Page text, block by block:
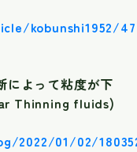
によって粘度が下
Thinning fluids)
2022/01/02/